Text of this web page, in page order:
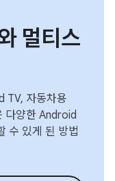
멀티스
TV, 자동차용
다양한 Android
수 있게 된 방법